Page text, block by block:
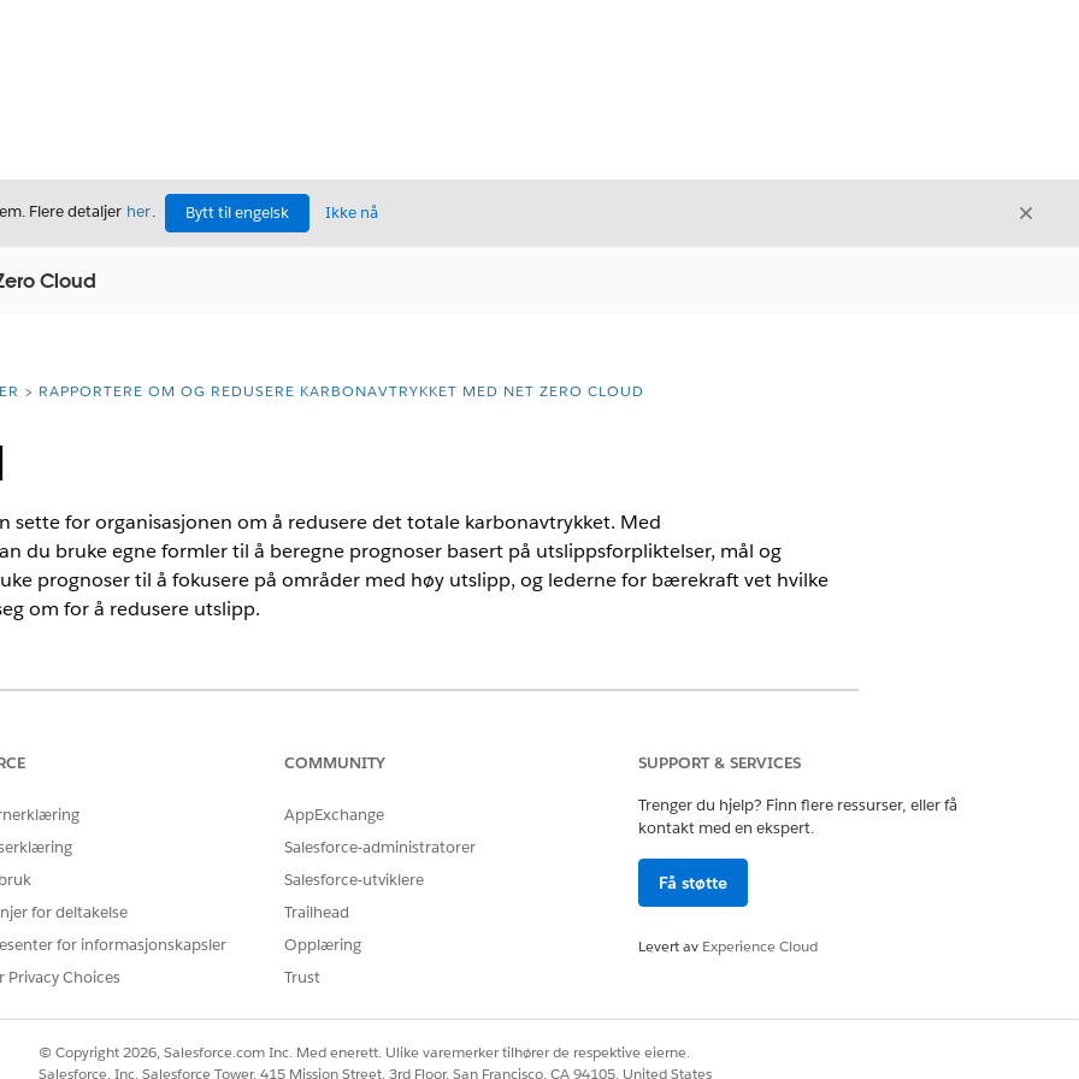
Flere detaljer her. Bytt til engelsk Ikke nå Avslutt
Cloud
RAPPORTERE OM OG REDUSERE KARBONAVTRYKKET MED NET ZERO CLOUD
sette for organisasjonen om å redusere det totale karbonavtrykket. Med
du bruke egne formler til å beregne prognoser basert på utslippsforpliktelser, mål og
prognoser til å fokusere på områder med høy utslipp, og lederne for bærekraft vet hvilke
om for å redusere utslipp.
Unlimited og Developer Edition
er på linje med skalen av reduksjoner som den nyeste klimavitenskapen anser som nødvendig for å
1.5 degree Celsius.
er en koalisjon mellom CDP (Carbon Disclosure Project), FNs Global Compact, World Resources
Fund) for Nature.
som er på linje med SBTis kriterier og retningslinjer.
for deltakelse
for informasjonskapsler
Privacy Choices
COMMUNITY
AppExchange
Salesforce-administratorer
Salesforce-utviklere
Trailhead
Opplæring
Trust
SUPPORT & SERVICES
Trenger du hjelp? Finn flere ressurser, eller få
kontakt med en ekspert.
Få støtte
Levert av Experience Cloud
© Copyright 2026, Salesforce.com Inc. Med enerett. Ulike varemerker tilhører de respektive eierne.
Salesforce, Inc. Salesforce Tower, 415 Mission Street, 3rd Floor, San Francisco, CA 94105, United States